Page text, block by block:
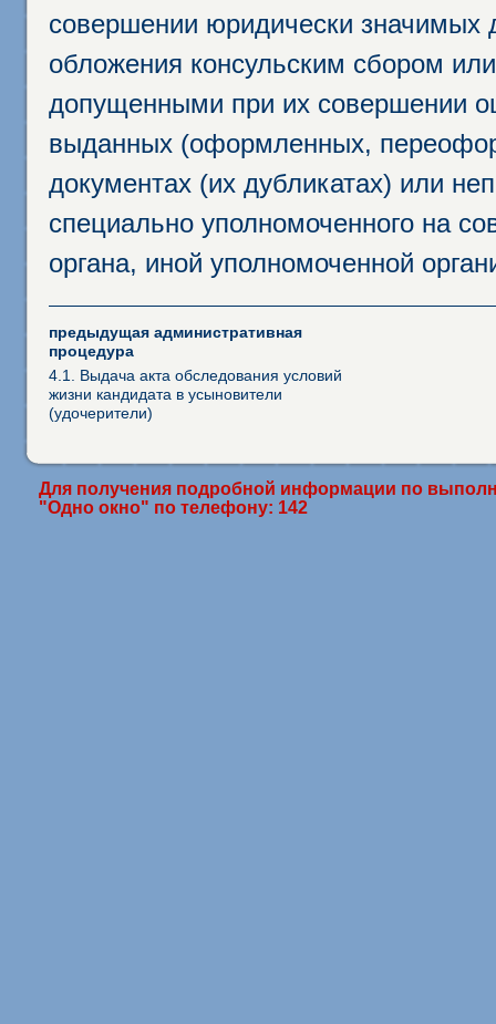
совершении юридически
обложения консульским сбором
допущенными при их совершении
выданных (оформленных,
документах (их дубликатах) или
специально уполномоченного на
органа, иной уполномоченной
предыдущая административная
процедура
4.1. Выдача акта обследования условий
жизни кандидата в усыновители
(удочерители)
Для получения подробной информации по
"Одно окно" по телефону: 142